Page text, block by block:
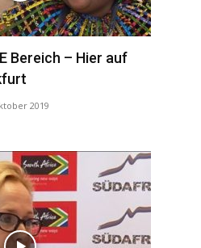
Bereich – Hier auf
2019